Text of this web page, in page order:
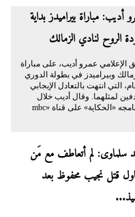
أديب: مباراة بيراميدز بداية
الروح لنادي الزمالك
الإعلامي عمرو أديب، على مباراة
وبيراميدز في بطولة الدوري
التي انتهت بالتعادل الإيجابي
لمثلهما. وقال أديب خلال
برنامجه «الحكاية» على قناة «mbc
سلماوى: لم أتعاطف مع مَن
قتل نجيب محفوظ بعد